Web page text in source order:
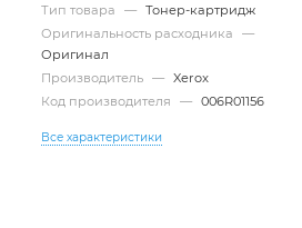
Тип товара —
Тонер-картридж
Оригинальность расходника
—
Оригинал
Производитель
—
Xerox
Код производителя
— 006R01156
Все характеристики